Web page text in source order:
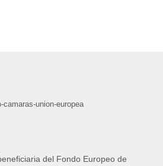
del Fondo Europeo de